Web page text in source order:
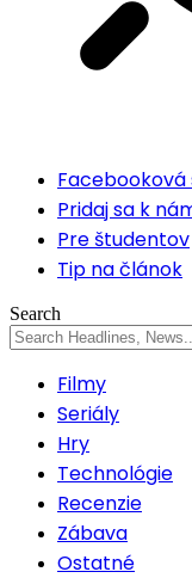
Facebooková
Pridaj sa k
Pre študentov
Tip na článok
Search
Filmy
Seriály
Hry
Technológie
Recenzie
Zábava
Ostatné